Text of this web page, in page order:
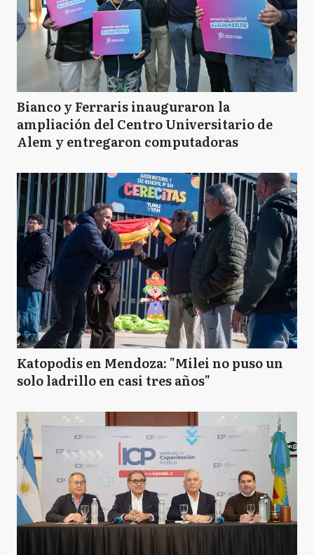
Bianco y Ferraris inauguraron la
ampliación del Centro Universitario de
Alem y entregaron computadoras
Katopodis en Mendoza: "Milei no puso un
solo ladrillo en casi tres años"